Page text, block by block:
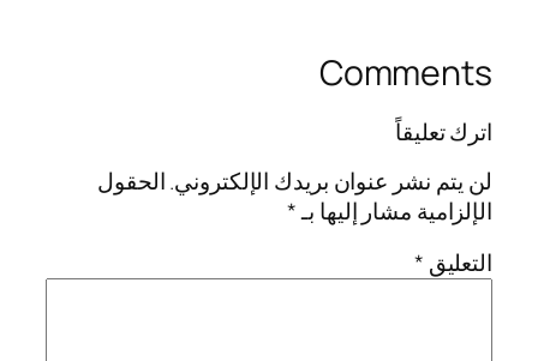
Comments
اترك تعليقاً
لن يتم نشر عنوان بريدك الإلكتروني.الحقول
الإلزامية مشار إليها بـ*
التعليق *